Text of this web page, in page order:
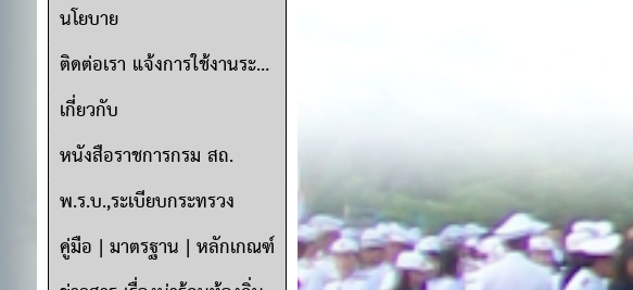
นโยบาย
ติดต่อเรา แจ้งการใช้งานระบบ
เกี่ยวกับ
หนังสือราชการกรม สถ.
พ.ร.บ.,ระเบียบกระทรวง
คู่มือ | มาตรฐาน | หลักเกณฑ์